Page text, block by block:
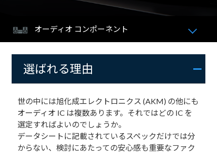
オーディオ コンポーネント
選ばれる理由
世の中には旭化成エレクトロニクス (AKM) の他にも
オーディオ IC は複数あります。それではどの IC を
選定すればよいのでしょうか。
データシートに記載されているスペックだけでは分
からない、検討にあたっての安心感も重要なファク